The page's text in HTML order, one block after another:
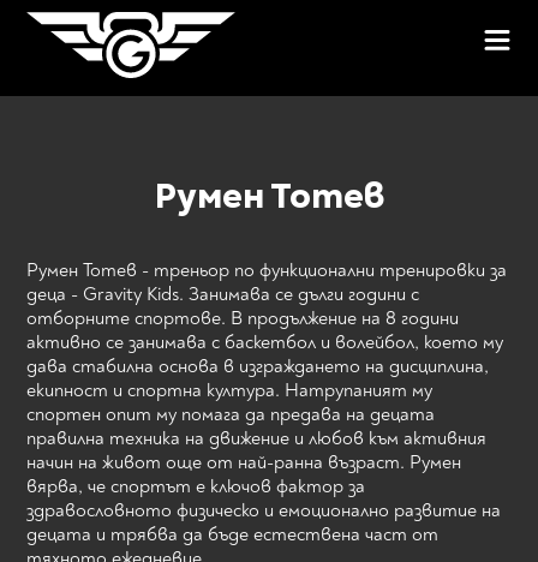
Румен Тотев
Румен Тотев - треньор по функционални тренировки за
деца - Gravity Kids. Занимава се дълги години с
отборните спортове. В продължение на 8 години
активно се занимава с баскетбол и волейбол, което му
дава стабилна основа в изграждането на дисциплина,
екипност и спортна култура. Натрупаният му
спортен опит му помага да предава на децата
правилна техника на движение и любов към активния
начин на живот още от най-ранна възраст. Румен
вярва, че спортът е ключов фактор за
здравословното физическо и емоционално развитие на
децата и трябва да бъде естествена част от